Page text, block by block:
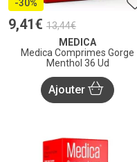
-30%
9,41 € 13,44€
MEDICA
Medica Comprimes Gorge
Menthol 36 Ud
Ajouter